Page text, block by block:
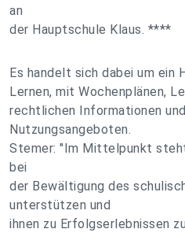
an
der Hauptschule Klaus. ****
Es handelt sich dabei um ein
Lernen, mit Wochenplänen,
rechtlichen Informationen
Nutzungsangeboten.
Stemer: "Im Mittelpunkt
bei
der Bewältigung des
unterstützen und
ihnen zu Erfolgserlebnissen